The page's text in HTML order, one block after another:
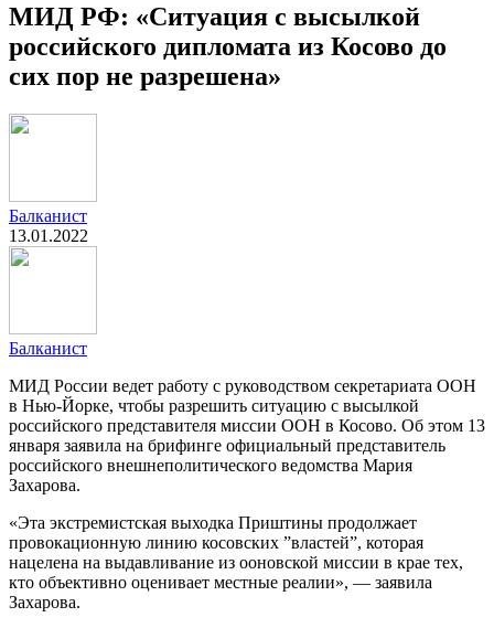
МИД РФ: «Ситуация с высылкой
российского дипломата из Косово до
сих пор не разрешена»
Балканист
13.01.2022
Балканист
МИД России ведет работу с руководством секретариата ООН
в Нью-Йорке, чтобы разрешить ситуацию с высылкой
российского представителя миссии ООН в Косово. Об этом 13
января заявила на брифинге официальный представитель
российского внешнеполитического ведомства Мария
Захарова.
«Эта экстремистская выходка Приштины продолжает
провокационную линию косовских ”властей”, которая
нацелена на выдавливание из ооновской миссии в крае тех,
кто объективно оценивает местные реалии», — заявила
Захарова.